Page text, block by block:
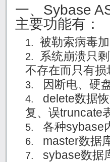
一、Sybase
主要功能有：
被勒索病毒
系统崩溃只
不存在而只有
因断电、硬
delete数据
复、误truncate
各种sybase
master数据
sybase数据